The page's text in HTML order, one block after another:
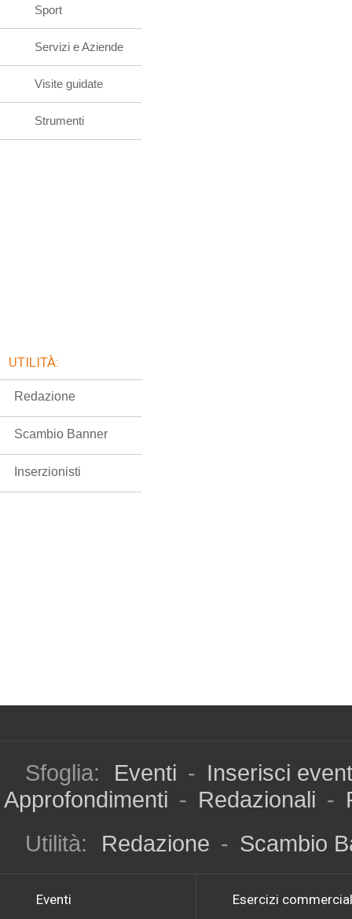
Sport
Servizi e Aziende
Visite guidate
Strumenti
UTILITÀ:
Redazione
Scambio Banner
Inserzionisti
Sfoglia: Eventi - Inserisci
Approfondimenti - Redazionali -
Utilità:
Redazione - Scambio
Eventi Esercizi